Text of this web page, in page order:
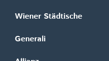
Wiener Städtische
Generali